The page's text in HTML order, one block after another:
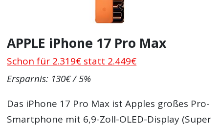
APPLE iPhone 17 Pro Max
Schon für 2.319€ statt 2.449€
Ersparnis: 130€ / 5%
Das iPhone 17 Pro Max ist Apples großes Pro-
Smartphone mit 6,9-Zoll-OLED-Display (Super